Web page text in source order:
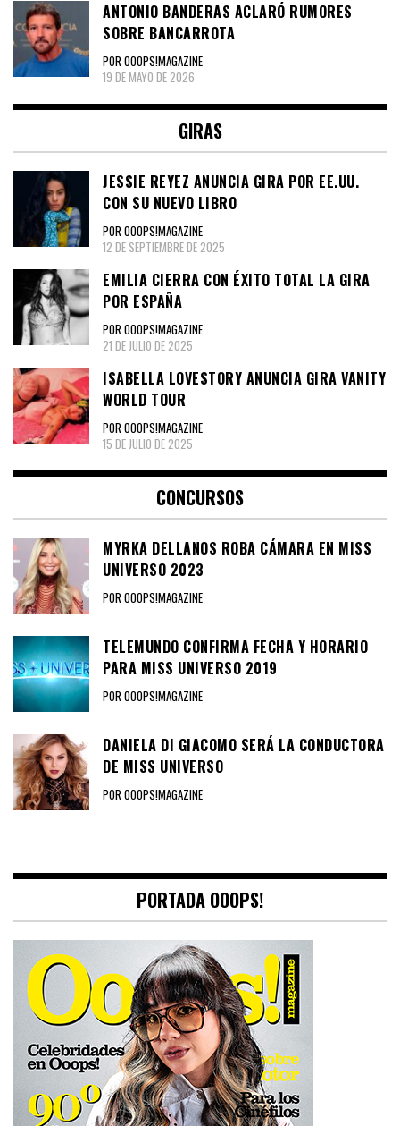
ANTONIO BANDERAS ACLARÓ RUMORES
SOBRE BANCARROTA
POR OOOPS!MAGAZINE
19 DE MAYO DE 2026
GIRAS
JESSIE REYEZ ANUNCIA GIRA POR EE.UU.
CON SU NUEVO LIBRO
POR OOOPS!MAGAZINE
12 DE SEPTIEMBRE DE 2025
EMILIA CIERRA CON ÉXITO TOTAL LA GIRA
POR ESPAÑA
POR OOOPS!MAGAZINE
21 DE JULIO DE 2025
ISABELLA LOVESTORY ANUNCIA GIRA VANITY
WORLD TOUR
POR OOOPS!MAGAZINE
15 DE JULIO DE 2025
CONCURSOS
MYRKA DELLANOS ROBA CÁMARA EN MISS
UNIVERSO 2023
POR OOOPS!MAGAZINE
TELEMUNDO CONFIRMA FECHA Y HORARIO
PARA MISS UNIVERSO 2019
POR OOOPS!MAGAZINE
DANIELA DI GIACOMO SERÁ LA CONDUCTORA
DE MISS UNIVERSO
POR OOOPS!MAGAZINE
PORTADA OOOPS!